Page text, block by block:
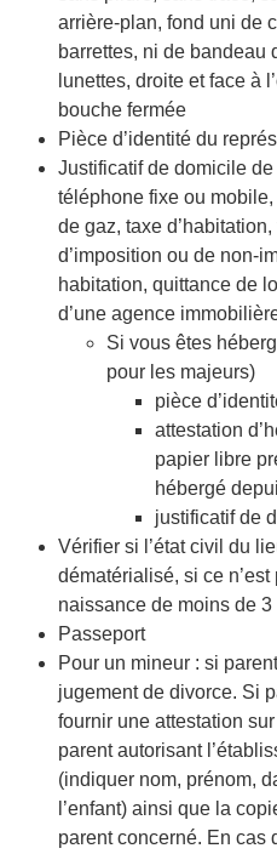
arrière-plan, fond uni de
barrettes, ni de bandeau
lunettes, droite et face à
bouche fermée
Pièce d’identité du
Justificatif de domicile
téléphone fixe ou mobile,
de gaz, taxe
d’imposition ou de non-
habitation, quittance de
d’une agence
Si vous êtes
pour les majeurs)
pièce
attestation
papier libre
hébergé
justificatif de
Vérifier si l’état civil du
dématérialisé, si ce
naissance de moins de 3
Passeport
Pour un mineur : si
jugement de divorce. Si
fournir une attestation
parent autorisant
(indiquer nom, prénom,
l’enfant) ainsi que la
parent concerné. En cas